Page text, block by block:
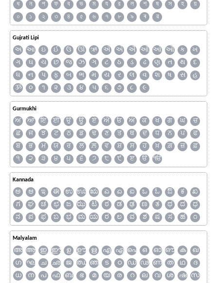
ধ
ন প ফ ব ভ ম য র ল শ ষ স হ
য়
০
১ ২ ৩ ৪ ৫ ৬ ৭ ৮ ৯ ৰ ৱ
Gujrati Lipi
અ આ ઇ ઈ ઉ ઊ ઋ ઍ એ ઐ ઑ ઓ ઔ ક
ખ
ગ
ઘ ચ છ જ ઝ ઞ ટ ઠ ડ ઢ ણ ત થ
દ
ધ
ન પ ફ બ ભ મ ય ર લ વ શ ષ સ
હ
ૐ
૦ ૧ ૨ ૩ ૪ ૫ ૬ ૭ ૮ ૯
Gurmukhi
ਅ ਆ ਇ ਈ ਉ ਊ ਏ ਐ ਓ ਔ ਕ ਖ ਗ ਘ
ਚ
ਛ
ਜ ਝ ਟ ਠ ਡ ਢ ਣ ਤ ਥ ਦ ਧ ਨ ਪ
ਫ
ਬ
ਭ ਮ ਯ ਰ ਲ ਲ਼ ਵ ਸ਼ ਸ ਹ ਖ਼ ਗ਼ ਜ਼
ਫ਼
੧
੨ ੩ ੪ ੫ ੬ ੭ ੮ ੯ ੲ ੳ ੴ
Kannada
ಅ ಆ ಇ ಈ ಉ ಊ ಋ ಎ ಏ ಐ ಒ ಓ ಔ ಕ
ಖ
ಗ
ಘ ಚ ಛ ಜ ಝ ಟ ಠ ಡ ಢ ಣ ತ ಥ ದ
ಧ
ನ
ಪ ಫ ಬ ಭ ಮ ಯ ರ ಲ ವ ಶ ಷ ಸ ಹ ೧
Malyalam
അ ആ ഇ ഈ ഉ ഊ ഋ എ ഏ ഐ ഒ ഓ ഔ ക
ഖ
ഗ
ഘ ച ഛ ജ ഝ ഞ ട ഠ ഡ ഢ ണ ത ഥ
ദ
ധ
ന പ ഫ ബ ഭ മ യ ര റ ല വ ശ ഷ
സ